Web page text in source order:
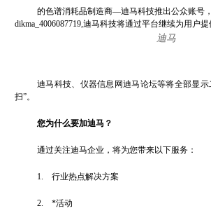
的色谱消耗品制造商—迪马科技推出公众账号
dikma_4006087719,迪马科技将通过平台继续为用户提
迪马
迪马科技、仪器信息网迪马论坛等将全部显
扫”。
您为什么要加迪马？
通过关注迪马企业，将为您带来以下服务：
1. 行业热点解决方案
2. *活动